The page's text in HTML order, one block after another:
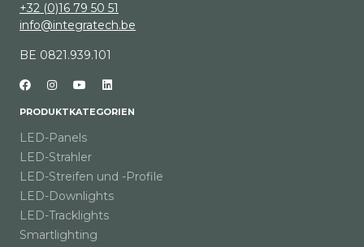
+32 (0)16 79 50 51
info@integratech.be
BE 0821.939.101
PRODUKTKATEGORIEN
LED-Panels
LED-Strahler
LED-Streifen und -Profile
LED-Downlights
LED-Tracklights
Smartlighting